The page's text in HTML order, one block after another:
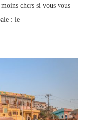
chers si vous vous
: le